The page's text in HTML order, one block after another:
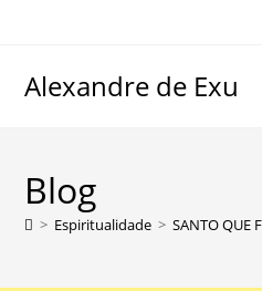
Alexandre de Exu
Blog
> Espiritualidade > SANTO QUE